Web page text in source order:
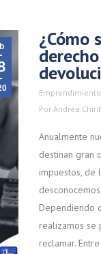
¿Cómo
Emprendimiento
Por Andrea
Anualmente
destinan gran
impuestos, de
Dependiendo
realizamos se
reclamar.